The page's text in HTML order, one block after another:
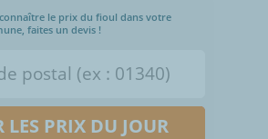
le prix du fioul dans votre
faites un devis !
LES PRIX DU JOUR